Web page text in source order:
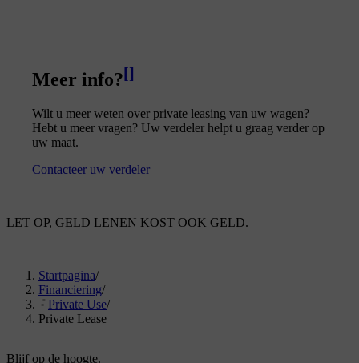
Meer info?[]
Wilt u meer weten over private leasing van uw wagen?
Hebt u meer vragen? Uw verdeler helpt u graag verder op
uw maat.
Contacteer uw verdeler
LET OP, GELD LENEN KOST OOK GELD.
Startpagina/
Financiering/
Private Use/
Private Lease